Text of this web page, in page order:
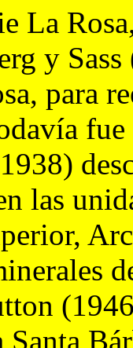
La
y
para
fue
las
Santa